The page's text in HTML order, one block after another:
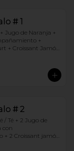
# 1
Jugo de Naranja +
+
+ Croissant Jamón
# 2
/ Té + 2 Jugo de
con
2 Croissant jamón